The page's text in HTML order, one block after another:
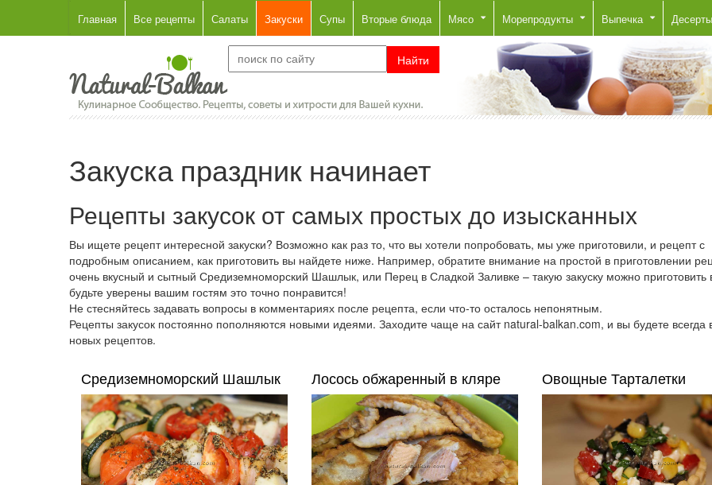
Главная Все рецепты Салаты Закуски Супы Вторые блюда Мясо Морепродукты Выпечка Десерты
Закуска праздник начинает
Рецепты закусок от самых простых до изысканных
Вы ищете рецепт интересной закуски? Возможно как раз то, что вы хотели попробовать, мы уже приготовили, и рецепт с
подробным описанием, как приготовить вы найдете ниже. Например, обратите внимание на простой в приготовлении
очень вкусный и сытный Средиземноморский Шашлык, или Перец в Сладкой Заливке – такую закуску можно приготовить
будьте уверены вашим гостям это точно понравится!
Не стесняйтесь задавать вопросы в комментариях после рецепта, если что-то осталось непонятным.
Рецепты закусок постоянно пополняются новыми идеями. Заходите чаще на сайт natural-balkan.com, и вы будете всегда
новых рецептов.
Средиземноморский Шашлык Лосось обжаренный в кляре Овощные Тарталетки